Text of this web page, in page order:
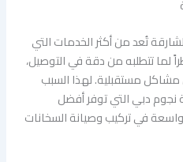
تُعد من أكثر الخدمات التي
لما تتطلبه من دقة في التوصيل،
مشاكل مستقبلية. لهذا السبب
نجوم دبي التي توفر أفضل
في تركيب وصيانة السخانات